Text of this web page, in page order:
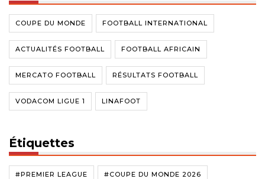
COUPE DU MONDE FOOTBALL INTERNATIONAL
ACTUALITÉS FOOTBALL FOOTBALL AFRICAIN
MERCATO FOOTBALL RÉSULTATS FOOTBALL
VODACOM LIGUE 1 LINAFOOT
Étiquettes
#PREMIER LEAGUE #COUPE DU MONDE 2026